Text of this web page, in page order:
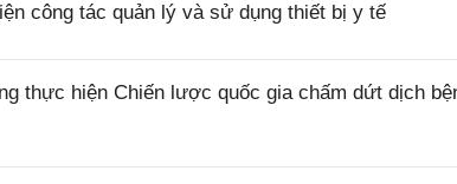
công tác quản lý và sử dụng thiết bị y tế
thực hiện Chiến lược quốc gia chấm dứt dịch